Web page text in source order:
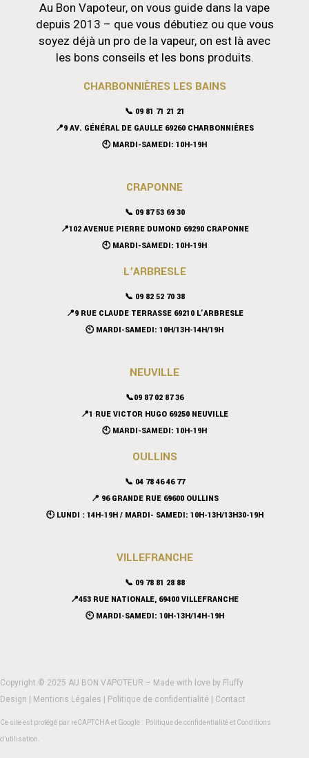
Au Bon Vapoteur, on vous guide dans la vape
depuis 2013 – que vous débutiez ou que vous
soyez déjà un pro de la vapeur, on est là avec
les bons conseils et les bons produits.
CHARBONNIÈRES LES BAINS
📞 09 81 71 21 21
📍9 AV. GÉNÉRAL DE GAULLE 69260 CHARBONNIÈRES
🕙 MARDI-SAMEDI: 10H-19H
CRAPONNE
📞 09 87 53 69 30
📍102 AVENUE PIERRE DUMOND 69290 CRAPONNE
🕙 MARDI-SAMEDI: 10H-19H
L’ARBRESLE
📞 09 82 52 70 38
📍9 RUE CLAUDE TERRASSE 69210 L’ARBRESLE
🕙 MARDI-SAMEDI: 10H/13H-14H/19H
NEUVILLE
📞09 87 02 87 36
📍1 RUE VICTOR HUGO 69250 NEUVILLE
🕙 MARDI-SAMEDI: 10H-19H
OULLINS
📞 04 78 46 46 77
📍 96 GRANDE RUE 69600 OULLINS
🕙 LUNDI : 14H-19H / MARDI- SAMEDI: 10H-13H/13H30-19H
VILLEFRANCHE
📞 09 78 81 28 88
📍453 RUE NATIONALE, 69400 VILLEFRANCHE
🕙 MARDI-SAMEDI: 10H-13H/14H-19H
Copyright © 2025 AU BON VAPOTEUR – Made with love by Fluffy
Design
Mentions Légales Politique de confidentialité Contact
Ce site est protégé par reCAPTCHA et Google : Politique de confidentialitéet Conditions
d’utilisation